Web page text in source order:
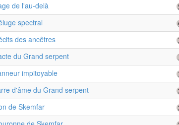
de l'au-delà
spectral
des ancêtres
du Grand serpent
impitoyable
d'âme du Grand serpent
de Skemfar